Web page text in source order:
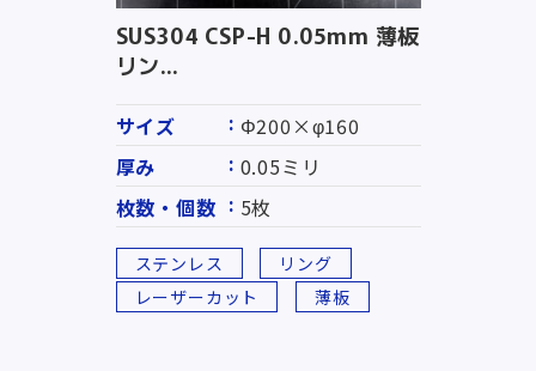
SUS304 CSP-H 0.05mm 薄板
リン...
サイズ
Φ200×φ160
厚み
0.05ミリ
枚数・個数
5枚
ステンレス
リング
レーザーカット
薄板